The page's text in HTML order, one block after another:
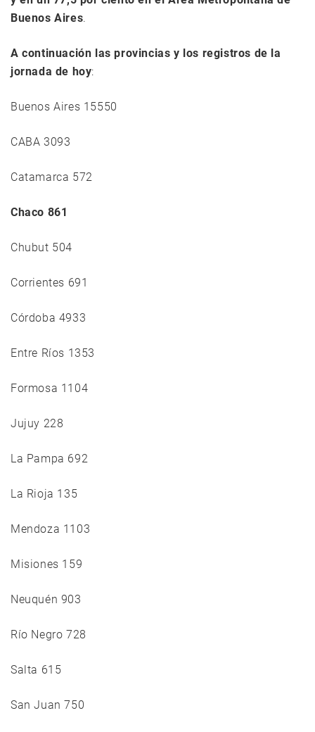
Buenos Aires.
A continuación las provincias y los registros de la
jornada de hoy:
Buenos Aires 15550
CABA 3093
Catamarca 572
Chaco 861
Chubut 504
Corrientes 691
Córdoba 4933
Entre Ríos 1353
Formosa 1104
Jujuy 228
La Pampa 692
La Rioja 135
Mendoza 1103
Misiones 159
Neuquén 903
Río Negro 728
Salta 615
San Juan 750